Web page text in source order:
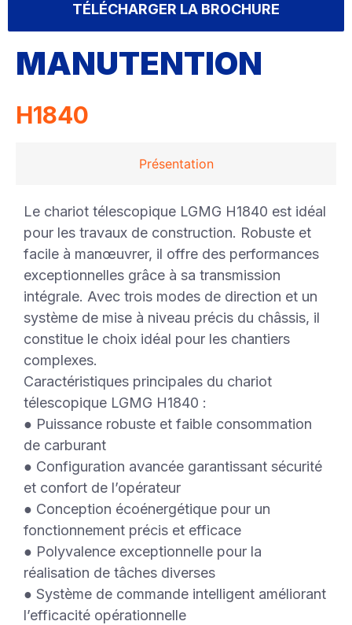
TÉLÉCHARGER LA BROCHURE
MANUTENTION
H1840
Présentation
Le chariot télescopique LGMG H1840 est idéal
pour les travaux de construction. Robuste et
facile à manœuvrer, il offre des performances
exceptionnelles grâce à sa transmission
intégrale. Avec trois modes de direction et un
système de mise à niveau précis du châssis, il
constitue le choix idéal pour les chantiers
complexes.
Caractéristiques principales du chariot
télescopique LGMG H1840 :
● Puissance robuste et faible consommation
de carburant
● Configuration avancée garantissant sécurité
et confort de l’opérateur
● Conception écoénergétique pour un
fonctionnement précis et efficace
● Polyvalence exceptionnelle pour la
réalisation de tâches diverses
● Système de commande intelligent améliorant
l’efficacité opérationnelle